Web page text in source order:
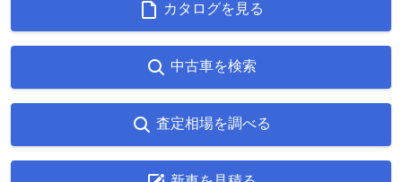
カタログを見る
中古車を検索
査定相場を調べる